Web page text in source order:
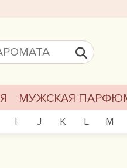
МУЖСКАЯ
I J K L M